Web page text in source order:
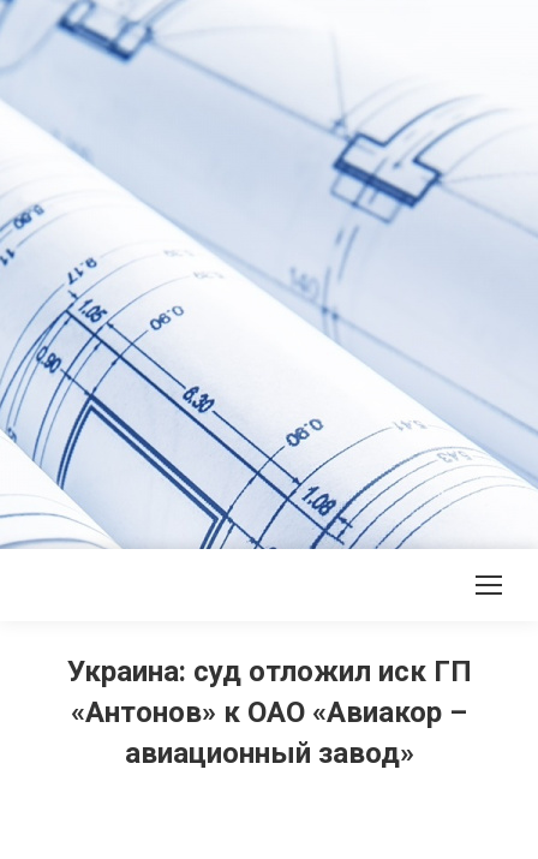
Украина: суд отложил иск ГП
«Антонов» к ОАО «Авиакор –
авиационный завод»